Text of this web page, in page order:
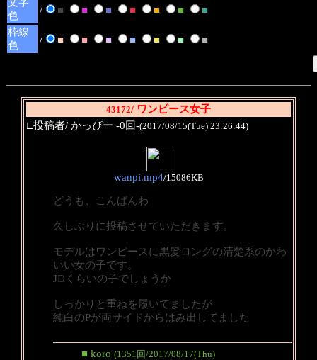
色
/ ■ ■ ■ ■ ■ ■
■
枠線
色
/ ■ ■ ■ ■ ■ ■ ■
43172/ ワンピース女子
□投稿者/ かっぴー -0回-(2017/08/15(Tue) 23:26:44)
wanpi.mp4/15086KB
どうも、こんばんわ
久しぶりに投稿させていただきます。
モデルはワンピースに黒髪ロングの清楚系のかわ
いい女の子です。
JDくらいの子でしょうか
しっかりと重ねを履いてましたが
純白のPが両サイドからはみ出してました
■ koro (1351回/2017/08/17(Thu)